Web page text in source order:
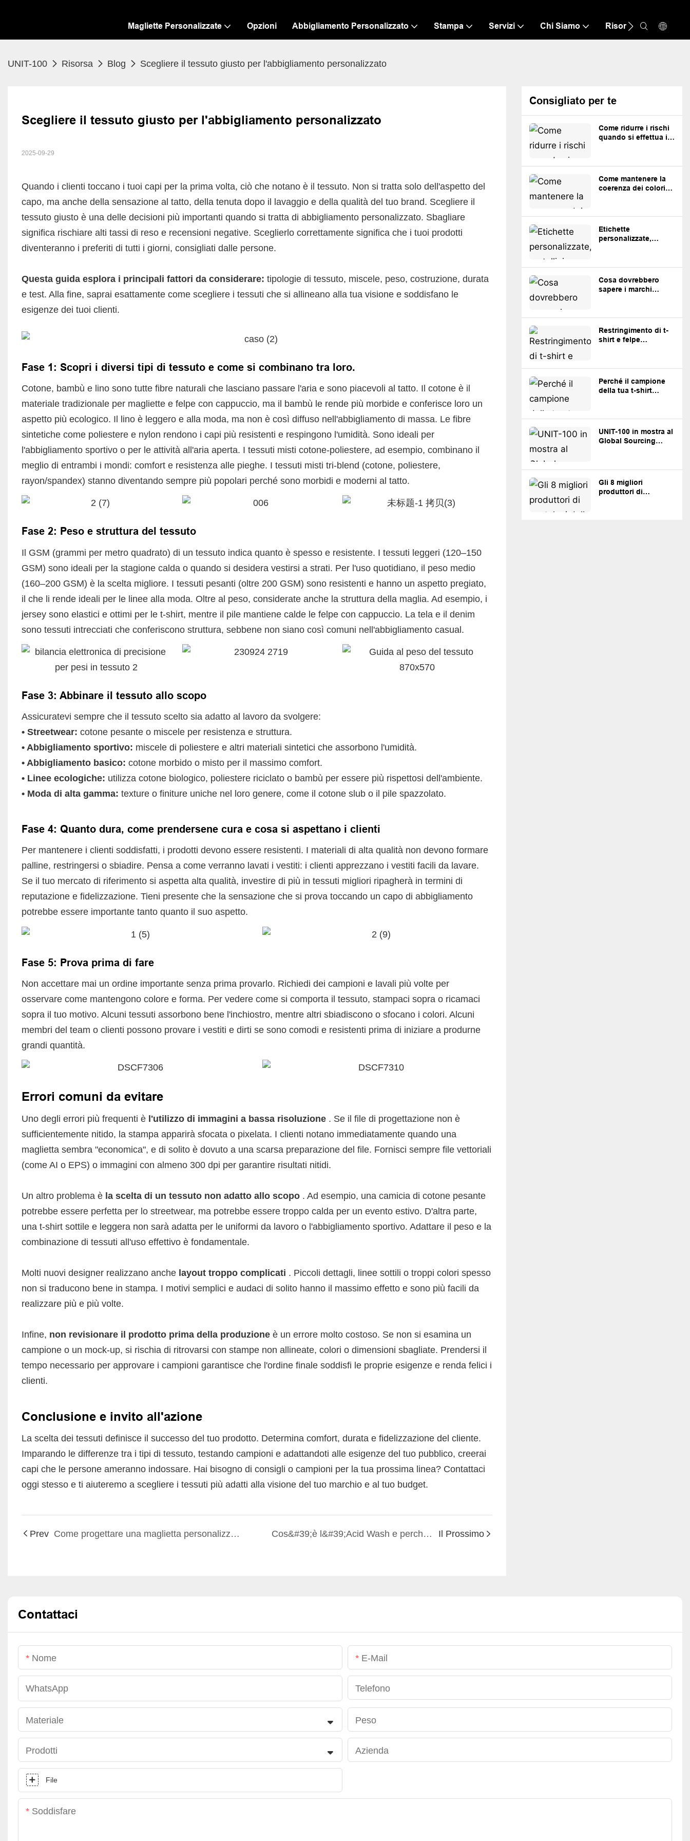
Magliette Personalizzate Opzioni Abbigliamento Personalizzato Stampa Servizi Chi Siamo Risorsa
UNIT-100 Risorsa Blog Scegliere il tessuto giusto per l'abbigliamento personalizzato
Scegliere il tessuto giusto per l'abbigliamento personalizzato
2025-09-29
Quando i clienti toccano i tuoi capi per la prima volta, ciò che notano è il tessuto. Non si tratta solo dell'aspetto del
capo, ma anche della sensazione al tatto, della tenuta dopo il lavaggio e della qualità del tuo brand. Scegliere il
tessuto giusto è una delle decisioni più importanti quando si tratta di abbigliamento personalizzato. Sbagliare
significa rischiare alti tassi di reso e recensioni negative. Sceglierlo correttamente significa che i tuoi prodotti
diventeranno i preferiti di tutti i giorni, consigliati dalle persone.
Questa guida esplora i principali fattori da considerare: tipologie di tessuto, miscele, peso, costruzione, durata
e test. Alla fine, saprai esattamente come scegliere i tessuti che si allineano alla tua visione e soddisfano le
esigenze dei tuoi clienti.
Fase 1: Scopri i diversi tipi di tessuto e come si combinano tra loro.
Cotone, bambù e lino sono tutte fibre naturali che lasciano passare l'aria e sono piacevoli al tatto. Il cotone è il
materiale tradizionale per magliette e felpe con cappuccio, ma il bambù le rende più morbide e conferisce loro un
aspetto più ecologico. Il lino è leggero e alla moda, ma non è così diffuso nell'abbigliamento di massa. Le fibre
sintetiche come poliestere e nylon rendono i capi più resistenti e respingono l'umidità. Sono ideali per
l'abbigliamento sportivo o per le attività all'aria aperta. I tessuti misti cotone-poliestere, ad esempio, combinano il
meglio di entrambi i mondi: comfort e resistenza alle pieghe. I tessuti misti tri-blend (cotone, poliestere,
rayon/spandex) stanno diventando sempre più popolari perché sono morbidi e moderni al tatto.
Fase 2: Peso e struttura del tessuto
Il GSM (grammi per metro quadrato) di un tessuto indica quanto è spesso e resistente. I tessuti leggeri (120–150
GSM) sono ideali per la stagione calda o quando si desidera vestirsi a strati. Per l'uso quotidiano, il peso medio
(160–200 GSM) è la scelta migliore. I tessuti pesanti (oltre 200 GSM) sono resistenti e hanno un aspetto pregiato,
il che li rende ideali per le linee alla moda. Oltre al peso, considerate anche la struttura della maglia. Ad esempio, i
jersey sono elastici e ottimi per le t-shirt, mentre il pile mantiene calde le felpe con cappuccio. La tela e il denim
sono tessuti intrecciati che conferiscono struttura, sebbene non siano così comuni nell'abbigliamento casual.
Fase 3: Abbinare il tessuto allo scopo
Assicuratevi sempre che il tessuto scelto sia adatto al lavoro da svolgere:
• Streetwear: cotone pesante o miscele per resistenza e struttura.
• Abbigliamento sportivo: miscele di poliestere e altri materiali sintetici che assorbono l'umidità.
• Abbigliamento basico: cotone morbido o misto per il massimo comfort.
• Linee ecologiche: utilizza cotone biologico, poliestere riciclato o bambù per essere più rispettosi dell'ambiente.
• Moda di alta gamma: texture o finiture uniche nel loro genere, come il cotone slub o il pile spazzolato.
Fase 4: Quanto dura, come prendersene cura e cosa si aspettano i clienti
Per mantenere i clienti soddisfatti, i prodotti devono essere resistenti. I materiali di alta qualità non devono formare
palline, restringersi o sbiadire. Pensa a come verranno lavati i vestiti: i clienti apprezzano i vestiti facili da lavare.
Se il tuo mercato di riferimento si aspetta alta qualità, investire di più in tessuti migliori ripagherà in termini di
reputazione e fidelizzazione. Tieni presente che la sensazione che si prova toccando un capo di abbigliamento
potrebbe essere importante tanto quanto il suo aspetto.
Fase 5: Prova prima di fare
Non accettare mai un ordine importante senza prima provarlo. Richiedi dei campioni e lavali più volte per
osservare come mantengono colore e forma. Per vedere come si comporta il tessuto, stampaci sopra o ricamaci
sopra il tuo motivo. Alcuni tessuti assorbono bene l'inchiostro, mentre altri sbiadiscono o sfocano i colori. Alcuni
membri del team o clienti possono provare i vestiti e dirti se sono comodi e resistenti prima di iniziare a produrne
grandi quantità.
Errori comuni da evitare
Uno degli errori più frequenti è l'utilizzo di immagini a bassa risoluzione. Se il file di progettazione non è
sufficientemente nitido, la stampa apparirà sfocata o pixelata. I clienti notano immediatamente quando una
maglietta sembra "economica", e di solito è dovuto a una scarsa preparazione del file. Fornisci sempre file vettoriali
(come AI o EPS) o immagini con almeno 300 dpi per garantire risultati nitidi.
Un altro problema è la scelta di un tessuto non adatto allo scopo. Ad esempio, una camicia di cotone pesante
potrebbe essere perfetta per lo streetwear, ma potrebbe essere troppo calda per un evento estivo. D'altra parte,
una t-shirt sottile e leggera non sarà adatta per le uniformi da lavoro o l'abbigliamento sportivo. Adattare il peso e la
combinazione di tessuti all'uso effettivo è fondamentale.
Molti nuovi designer realizzano anche layout troppo complicati . Piccoli dettagli, linee sottili o troppi colori spesso
non si traducono bene in stampa. I motivi semplici e audaci di solito hanno il massimo effetto e sono più facili da
realizzare più e più volte.
Infine, non revisionare il prodotto prima della produzioneè un errore molto costoso. Se non si esamina un
campione o un mock-up, si rischia di ritrovarsi con stampe non allineate, colori o dimensioni sbagliate. Prendersi il
tempo necessario per approvare i campioni garantisce che l'ordine finale soddisfi le proprie esigenze e renda felici i
clienti.
Conclusione e invito all'azione
La scelta dei tessuti definisce il successo del tuo prodotto. Determina comfort, durata e fidelizzazione del cliente.
Imparando le differenze tra i tipi di tessuto, testando campioni e adattandoti alle esigenze del tuo pubblico, creerai
capi che le persone ameranno indossare. Hai bisogno di consigli o campioni per la tua prossima linea? Contattaci
oggi stesso e ti aiuteremo a scegliere i tessuti più adatti alla visione del tuo marchio e al tuo budget.
Prev Come progettare una maglietta personalizzata Cos&#39;è l&#39;Acid Wash e perché è un capo streetwear molto amato? Il Prossimo
Consigliato per te
Come ridurre i rischi
quando si effettua il
personalizzati.
Come mantenere la
coerenza dei colori
personalizzati
Etichette
personalizzate,
devono preparare i
produzione
Cosa dovrebbero
sapere i marchi
rifornirsi di
abbigliamento
personalizzato dalla
Cina
Restringimento di t-
shirt e felpe
marchi
Perché il campione
della tua t-shirt
produzione in serie
UNIT-100 in mostra al
Global Sourcing
Gli 8 migliori
produttori di
Contattaci
Nome E-Mail
WhatsApp Telefono
Materiale Peso
Prodotti Azienda
File
Soddisfare